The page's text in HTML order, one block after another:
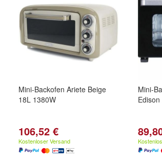
Mini-Backofen Ariete Beige
18L 1380W
106,52 €
Kostenloser Versand
Mini-